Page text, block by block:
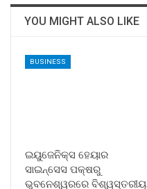
YOU MIGHT ALSO LIKE
BUSINESS
ଇୟୁଜେନିକ୍ସ ହେୟାର
ସାଇନ୍ସେସ ପକ୍ଷରୁ
ଭୁବନେଶ୍ୱରରେ ବିଶ୍ୱସ୍ତରୀୟ